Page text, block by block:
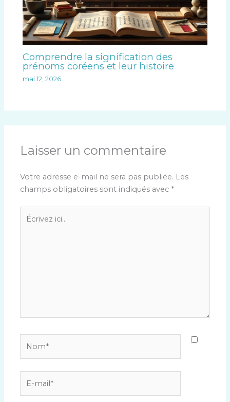
Comprendre la signification des
prénoms coréens et leur histoire
mai 12, 2026
Laisser un commentaire
Votre adresse e-mail ne sera pas publiée. Les
champs obligatoires sont indiqués avec *
Écrivez
ici…